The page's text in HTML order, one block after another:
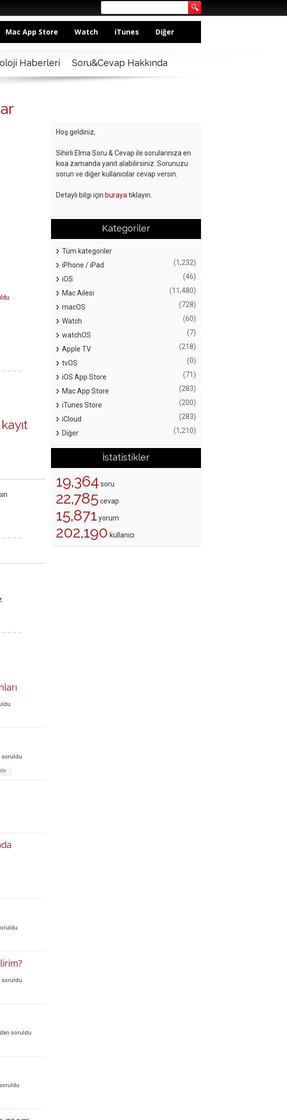
Mac App Store Watch iTunes Diğer
Haberleri Soru&Cevap Hakkında
kayıt
soruldu
soruldu
soruldu
soruldu
Hoş geldiniz,
Sihirli Elma Soru & Cevap ile sorularınıza en
kısa zamanda yanıt alabilirsiniz. Sorunuzu
sorun ve diğer kullanıcılar cevap versin.
Detaylı bilgi için buraya tıklayın.
Kategoriler
Tüm kategoriler
iPhone / iPad
(1,232)
iOS (46)
Mac Ailesi (11,480)
macOS (728)
Watch (60)
watchOS (7)
Apple TV (218)
tvOS (0)
iOS App Store (71)
Mac App Store (283)
iTunes Store (200)
iCloud (283)
Diğer (1,210)
İstatistikler
19,364 soru
22,785 cevap
15,871 yorum
202,190 kullanıcı